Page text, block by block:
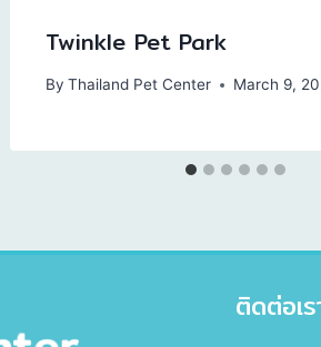
Twinkle Pet Park
By Thailand Pet Center March 9,
ติดต่อเ